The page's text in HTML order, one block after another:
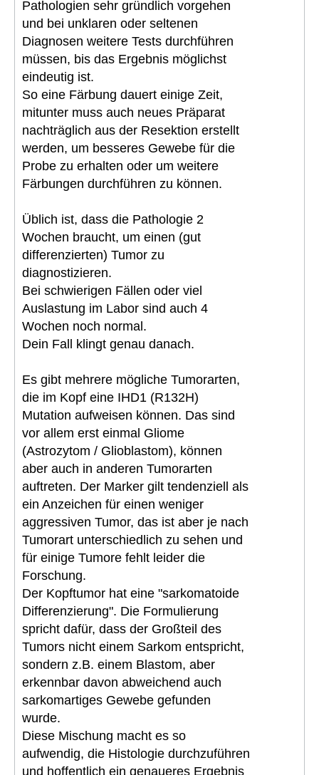
Pathologien sehr gründlich vorgehen
und bei unklaren oder seltenen
Diagnosen weitere Tests durchführen
müssen, bis das Ergebnis möglichst
eindeutig ist.
So eine Färbung dauert einige Zeit,
mitunter muss auch neues Präparat
nachträglich aus der Resektion erstellt
werden, um besseres Gewebe für die
Probe zu erhalten oder um weitere
Färbungen durchführen zu können.
Üblich ist, dass die Pathologie 2
Wochen braucht, um einen (gut
differenzierten) Tumor zu
diagnostizieren.
Bei schwierigen Fällen oder viel
Auslastung im Labor sind auch 4
Wochen noch normal.
Dein Fall klingt genau danach.
Es gibt mehrere mögliche Tumorarten,
die im Kopf eine IHD1 (R132H)
Mutation aufweisen können. Das sind
vor allem erst einmal Gliome
(Astrozytom / Glioblastom), können
aber auch in anderen Tumorarten
auftreten. Der Marker gilt tendenziell als
ein Anzeichen für einen weniger
aggressiven Tumor, das ist aber je nach
Tumorart unterschiedlich zu sehen und
für einige Tumore fehlt leider die
Forschung.
Der Kopftumor hat eine "sarkomatoide
Differenzierung". Die Formulierung
spricht dafür, dass der Großteil des
Tumors nicht einem Sarkom entspricht,
sondern z.B. einem Blastom, aber
erkennbar davon abweichend auch
sarkomartiges Gewebe gefunden
wurde.
Diese Mischung macht es so
aufwendig, die Histologie durchzuführen
und hoffentlich ein genaueres Ergebnis